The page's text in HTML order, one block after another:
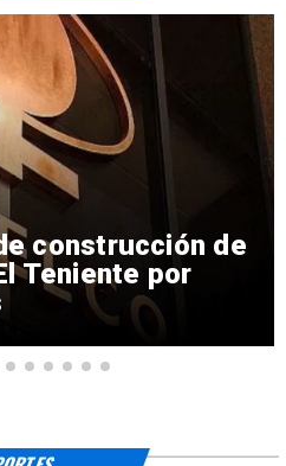
construcción de
Teniente por